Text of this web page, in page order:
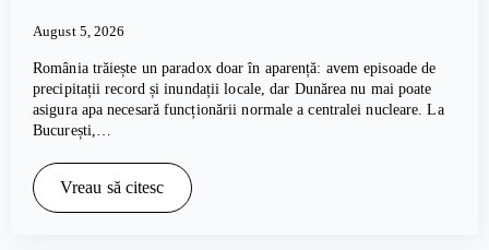
August 5, 2026
România trăiește un paradox doar în aparență: avem episoade de
precipitații record și inundații locale, dar Dunărea nu mai poate
asigura apa necesară funcționării normale a centralei nucleare. La
București,…
Vreau să citesc